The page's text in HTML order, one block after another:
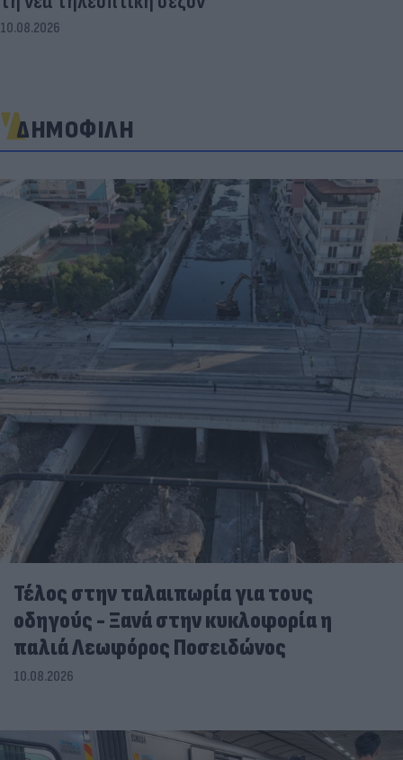
10.08.2026
ΔΗΜΟΦΙΛΗ
Τέλος στην ταλαιπωρία για τους
οδηγούς - Ξανά στην κυκλοφορία η
παλιά Λεωφόρος Ποσειδώνος
10.08.2026